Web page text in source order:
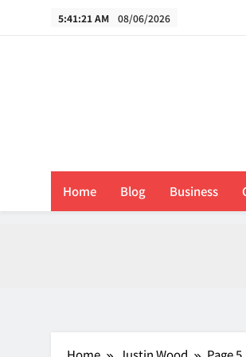
5:41:22 AM 08/06/2026
Home Blog Business